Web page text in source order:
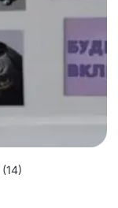
(14)